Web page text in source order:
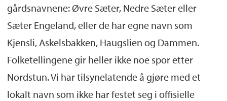
gårdsnavnene: Øvre Sæter, Nedre Sæter eller
Sæter Engeland, eller de har egne navn som
Kjensli, Askelsbakken, Haugslien og Dammen.
Folketellingene gir heller ikke noe spor etter
Nordstun. Vi har tilsynelatende å gjøre med et
lokalt navn som ikke har festet seg i offisielle